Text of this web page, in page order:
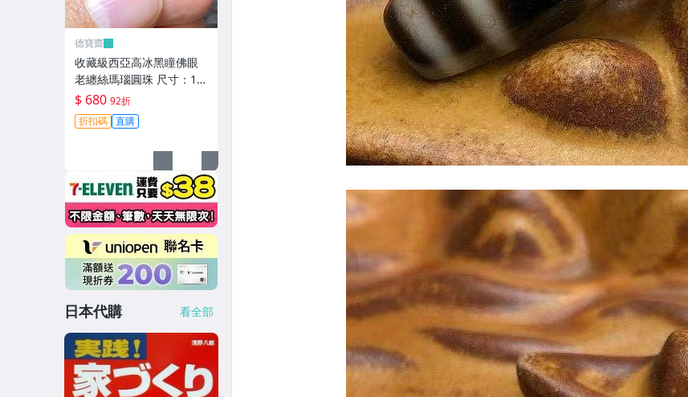
德寶齋
收藏級西亞高冰黑瞳佛眼
老纏絲瑪瑙圓珠 尺寸：16
mm 整顆珠子通體高冰，
只有 天珠 瑪瑙 古玩 二手
【德寶齋】6344
$ 680 92折
折扣碼 直購
日本代購 看全部